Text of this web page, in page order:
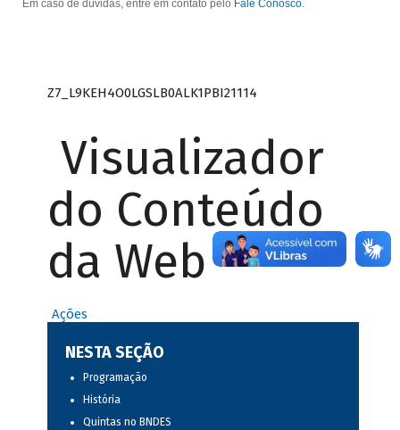
Em caso de dúvidas, entre em contato pelo Fale Conosco.
Z7_L9KEH4O0LGSLB0ALK1PBI21114
Visualizador
do Conteúdo
da Web
Ações
NESTA SEÇÃO
Programação
História
Quintas no BNDES